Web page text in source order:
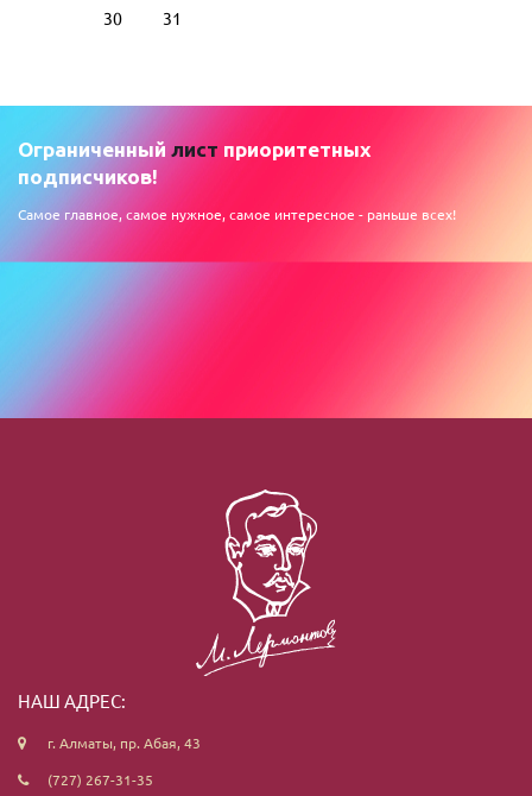
30 31
Ограниченный лист приоритетных
подписчиков!
Самое главное, самое нужное, самое интересное - раньше всех!
НАШ АДРЕС:
г. Алматы, пр. Абая, 43
(727) 267-31-35